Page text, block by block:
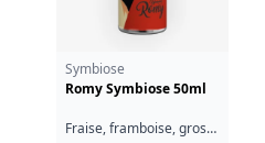
Symbiose
Romy Symbiose 50ml
Fraise, framboise, groseille